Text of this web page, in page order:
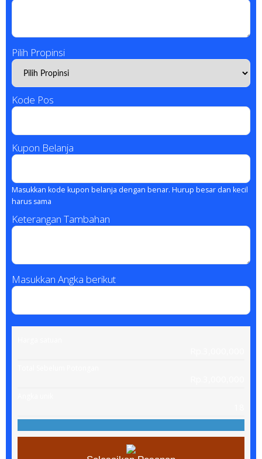
Pilih Propinsi
Kode Pos
Kupon Belanja
Masukkan kode kupon belanja dengan benar. Hurup besar dan kecil
harus sama
Keterangan Tambahan
Masukkan Angka berikut